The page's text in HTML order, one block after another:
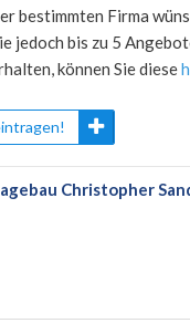
bestimmten Firma
jedoch bis zu 5
können Sie diese
Christopher